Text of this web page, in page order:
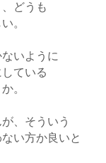
どうも
。
いように
ている
。
、そういう
い方か良いと